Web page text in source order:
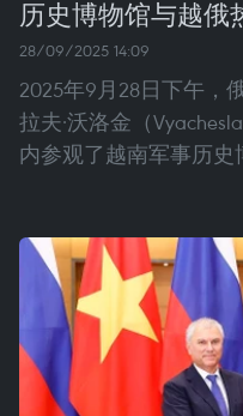
历史博物馆与越俄
28/09/2025 14:09
2025年9月28日下午，
拉夫·沃洛金（
内参观了越南军事历史